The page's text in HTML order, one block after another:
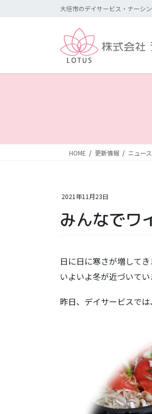
ン
ビ
大垣市のデイサービス・ナーシ
HOME 更新情報 ニュー
2021年11月23日
みんなでワ
日に日に寒さが増してき
いよいよ冬が近づいて
昨日、デイサービスで